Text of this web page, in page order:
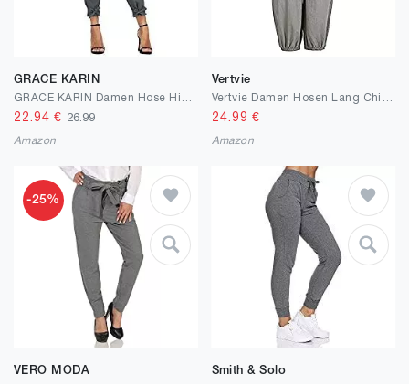
GRACE KARIN
22.94 €26.99
Amazon
Vertvie
24.99 €
Amazon
-25%
VERO MODA Smith & Solo